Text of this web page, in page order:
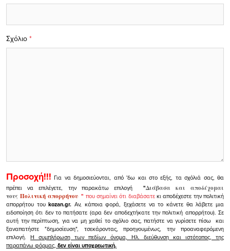
Σχόλιο *
Προσοχή!!! Για να δημοσιεύονται, από 'δω και στο εξής, τα σχόλιά σας, θα
πρέπει να επιλέγετε, την παρακάτω επιλογή
"Διάβασα και αποδέχομαι
τουςΠολιτική απορρήτου" που σημαίνει ότι διαβάσατεκι αποδέχεστε την πολιτική
απορρήτου τουkozan.gr. Αν, κάποια φορά, ξεχάσετε να το κάνετε θα λάβετε μια
ειδοποίηση ότι δεν το πατήσατε (αρα δεν αποδεχτήκατε την πολιτική απορρήτου). Σε
αυτή την περίπτωση, για να μη χαθεί το σχόλιο σας, πατήστε να γυρίσετε πίσω και
ξαναπατήστε "δημοσίευση", τσεκάροντας, προηγουμένως, την προαναφερόμενη
επιλογή.Η συμπλήρωση των πεδίων όνομα, Ηλ. διεύθυνση και ιστότοπος, της
παραπάνω φόρμας, δεν είναι υποχρεωτική.